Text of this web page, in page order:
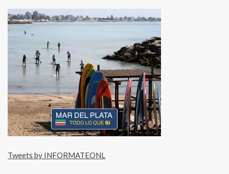
Tweets by INFORMATEONL